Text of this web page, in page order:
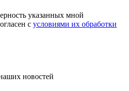
указанных мной
с условиями их обработки
новостей